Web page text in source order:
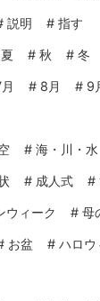
説明 # 指す
夏 # 秋 # 冬
# 8月 # 9
# 海・川・水
# 成人式 #
ウィーク # 母
お盆 # ハロウ